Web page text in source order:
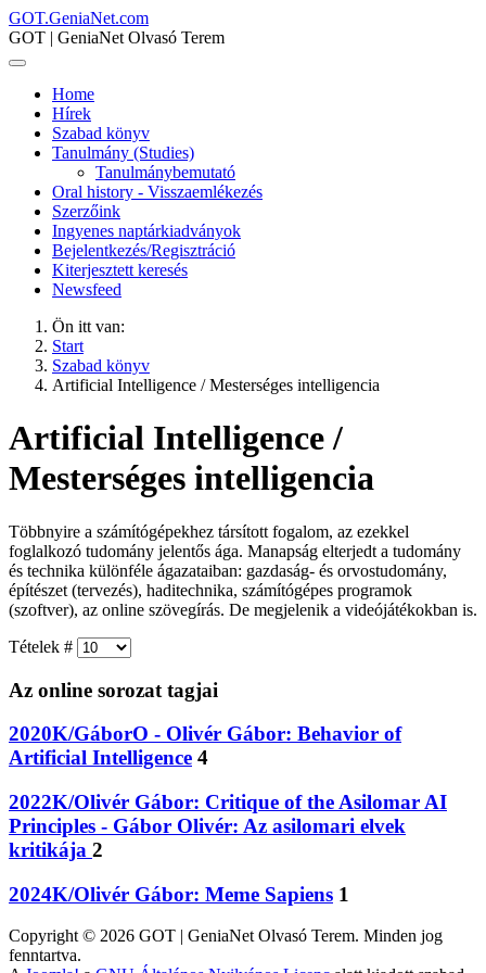
GOT.GeniaNet.com
GOT | GeniaNet Olvasó Terem
Home
Hírek
Szabad könyv
Tanulmány (Studies)
Tanulmánybemutató
Oral history - Visszaemlékezés
Szerzőink
Ingyenes naptárkiadványok
Bejelentkezés/Regisztráció
Kiterjesztett keresés
Newsfeed
Ön itt van:
Start
Szabad könyv
Artificial Intelligence / Mesterséges intelligencia
Artificial Intelligence /
Mesterséges intelligencia
Többnyire a számítógépekhez társított fogalom, az ezekkel
foglalkozó tudomány jelentős ága. Manapság elterjedt a tudomány
és technika különféle ágazataiban: gazdaság- és orvostudomány,
építészet (tervezés), haditechnika, számítógépes programok
(szoftver), az online szövegírás. De megjelenik a videójátékokban is.
Tételek #
Az online sorozat tagjai
2020K/GáborO - Olivér Gábor: Behavior of
Artificial Intelligence 4
2022K/Olivér Gábor: Critique of the Asilomar AI
Principles - Gábor Olivér: Az asilomari elvek
kritikája 2
2024K/Olivér Gábor: Meme Sapiens 1
Copyright © 2026 GOT | GeniaNet Olvasó Terem. Minden jog
fenntartva.